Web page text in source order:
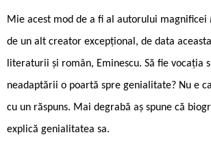
Mie acest mod de a fi al autorului magnificei
de un alt creator excepțional, de data
literaturii și român, Eminescu. Să fie vocația
neadaptării o poartă spre genialitate? Nu e
cu un răspuns. Mai degrabă aș spune că
explică genialitatea sa.